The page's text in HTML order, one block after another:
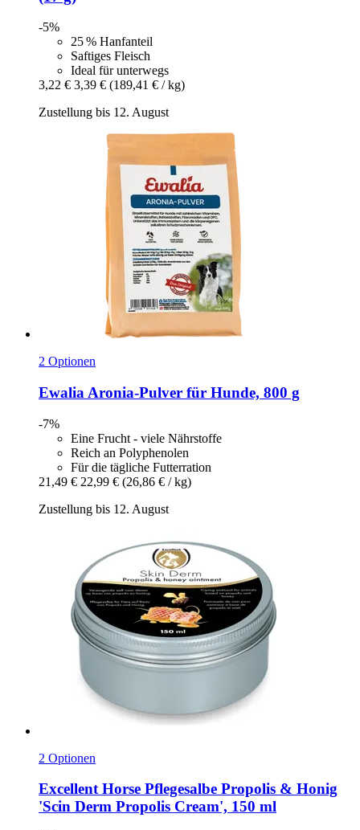
-5%
25 % Hanfanteil
Saftiges Fleisch
Ideal für unterwegs
3,22 € 3,39 € (189,41 € / kg)
Zustellung bis 12. August
2 Optionen
Ewalia Aronia-​Pulver für Hunde, 800 g
-7%
Eine Frucht - viele Nährstoffe
Reich an Polyphenolen
Für die tägliche Futterration
21,49 € 22,99 € (26,86 € / kg)
Zustellung bis 12. August
2 Optionen
Excellent Horse Pflegesalbe Propolis & Honig
'Scin Derm Propolis Cream', 150 ml